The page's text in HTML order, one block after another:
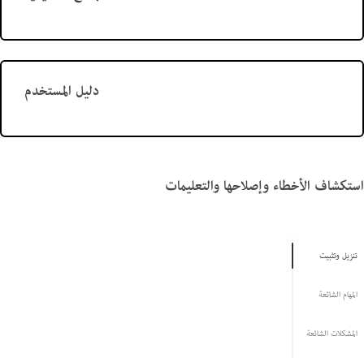
دليل المستخدم
استكشاف الأخطاء وإصلاحها والتعليمات
تنزيل وتثبيت
المهام الشائعة
المشكلات الشائعة